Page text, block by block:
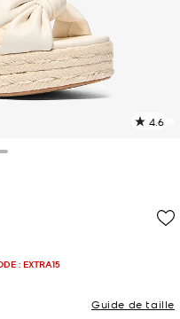
4.6
: EXTRA15
Guide de taille